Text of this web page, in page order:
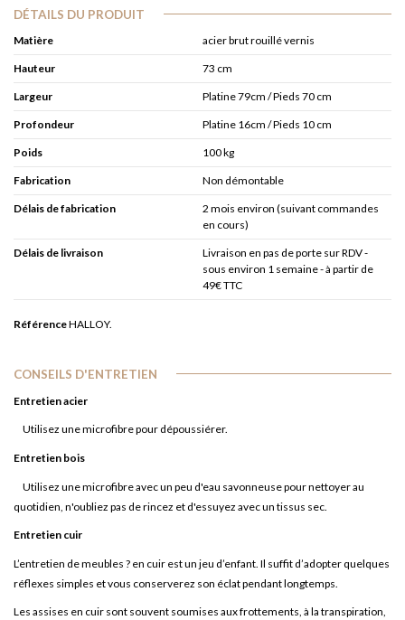
DÉTAILS DU PRODUIT
Matière acier brut rouillé vernis
Hauteur 73 cm
Largeur Platine 79cm / Pieds 70 cm
Profondeur Platine 16cm / Pieds 10 cm
Poids 100 kg
Fabrication Non démontable
Délais de fabrication
2 mois environ (suivant commandes
en cours)
Délais de livraison
Livraison en pas de porte sur RDV -
sous environ 1 semaine - à partir de
49€ TTC
RéférenceHALLOY.
CONSEILS D'ENTRETIEN
Entretien acier
Utilisez une microfibre pour dépoussiérer.
Entretien bois
Utilisez une microfibre avec un peu d'eau savonneuse pour nettoyer au
quotidien, n'oubliez pas de rincez et d'essuyez avec un tissus sec.
Entretien cuir
L’entretien de meubles ? en cuir est un jeu d’enfant. Il suffit d’adopter quelques
réflexes simples et vous conserverez son éclat pendant longtemps.
Les assises en cuir sont souvent soumises aux frottements, à la transpiration,